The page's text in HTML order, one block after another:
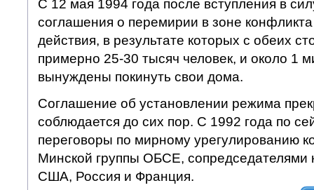
С 12 мая 1994 года после вступления в
соглашения о перемирии в зоне
действия, в результате которых с обеих
примерно 25-30 тысяч человек, и около 1
вынуждены покинуть свои дома.
Соглашение об установлении режима
соблюдается до сих пор. С 1992 года по
переговоры по мирному урегулированию
Минской группы ОБСЕ, сопредседателями
США, Россия и Франция.